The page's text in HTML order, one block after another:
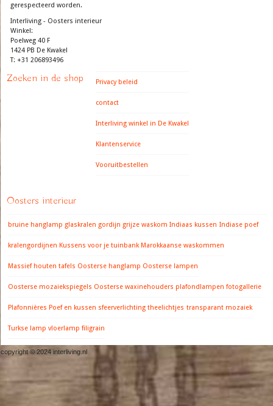
gerespecteerd worden.
Interliving - Oosters interieur
Winkel:
Poelweg 40 F
1424 PB De Kwakel
T: +31 206893496
Zoeken in de shop Privacy beleid
contact
Interliving winkel in De Kwakel
Klantenservice
Vooruitbestellen
Oosters interieur
bruine hanglamp glaskralen gordijn grijze waskom Indiaas kussen Indiase poef
kralengordijnen Kussens voor je tuinbank Marokkaanse waskommen
Massief houten tafels Oosterse hanglamp Oosterse lampen
Oosterse mozaiekspiegels Oosterse waxinehouders plafondlampen fotogallerie
Plafonnières Poef en kussen sfeerverlichting theelichtjes transparant mozaiek
Turkse lamp vloerlamp filigrain
copyright © 2024 interliving.nl